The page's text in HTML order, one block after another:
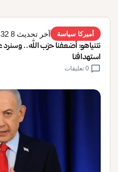
أميركا سياسة آخر تحديث 8 June 2026 23:32
نتنياهو: أضعفنا حزب الله.. وسنرد
استهدافنا
chat_bubble